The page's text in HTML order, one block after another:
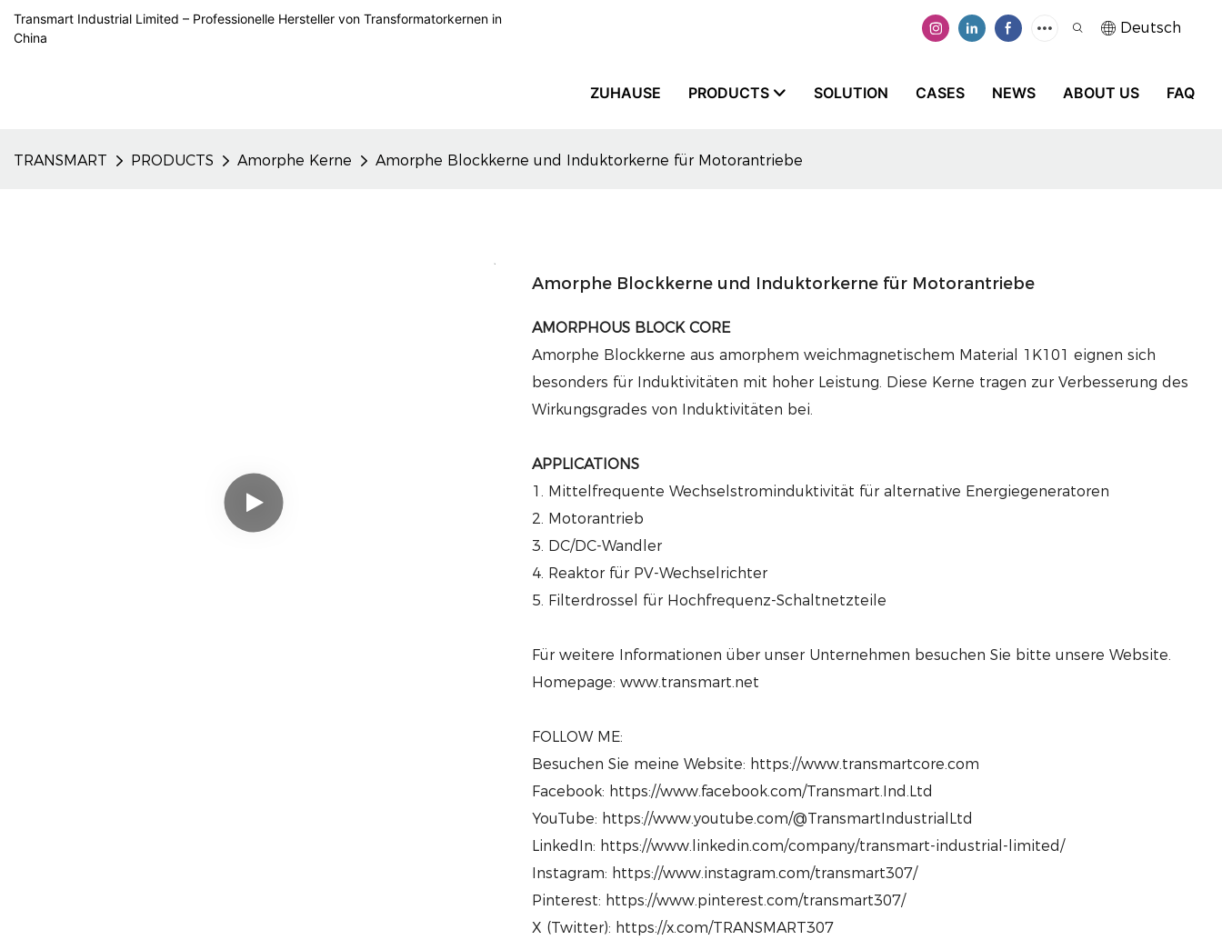
Transmart Industrial Limited – Professionelle Hersteller von Transformatorkernen in
China
Deutsch
ZUHAUSE PRODUCTS SOLUTION CASES NEWS ABOUT US FAQ
TRANSMART PRODUCTS Amorphe Kerne Amorphe Blockkerne und Induktorkerne für Motorantriebe
Amorphe Blockkerne und Induktorkerne für Motorantriebe
AMORPHOUS BLOCK CORE
Amorphe Blockkerne aus amorphem weichmagnetischem Material 1K101 eignen sich
besonders für Induktivitäten mit hoher Leistung. Diese Kerne tragen zur Verbesserung des
Wirkungsgrades von Induktivitäten bei.
APPLICATIONS
1. Mittelfrequente Wechselstrominduktivität für alternative Energiegeneratoren
2. Motorantrieb
3. DC/DC-Wandler
4. Reaktor für PV-Wechselrichter
5. Filterdrossel für Hochfrequenz-Schaltnetzteile
Für weitere Informationen über unser Unternehmen besuchen Sie bitte unsere Website.
Homepage: www.transmart.net
FOLLOW ME:
Besuchen Sie meine Website: https://www.transmartcore.com
Facebook: https://www.facebook.com/Transmart.Ind.Ltd
YouTube: https://www.youtube.com/@TransmartIndustrialLtd
LinkedIn: https://www.linkedin.com/company/transmart-industrial-limited/
Instagram: https://www.instagram.com/transmart307/
Pinterest: https://www.pinterest.com/transmart307/
X (Twitter): https://x.com/TRANSMART307